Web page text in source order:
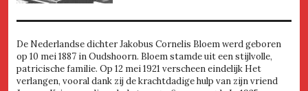
De Nederlandse dichter Jakobus Cornelis Bloem werd geboren
op 10 mei 1887 in Oudshoorn. Bloem stamde uit een stijlvolle,
patricische familie. Op 12 mei 1921 verscheen eindelijk Het
verlangen, vooral dank zij de krachtdadige hulp van zijn vriend